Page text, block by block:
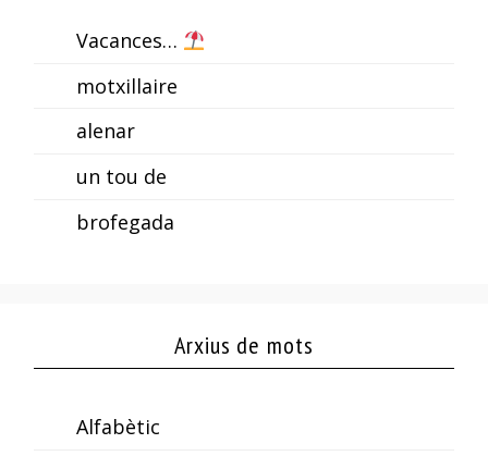
Vacances…
motxillaire
alenar
un tou de
brofegada
Arxius de mots
Alfabètic